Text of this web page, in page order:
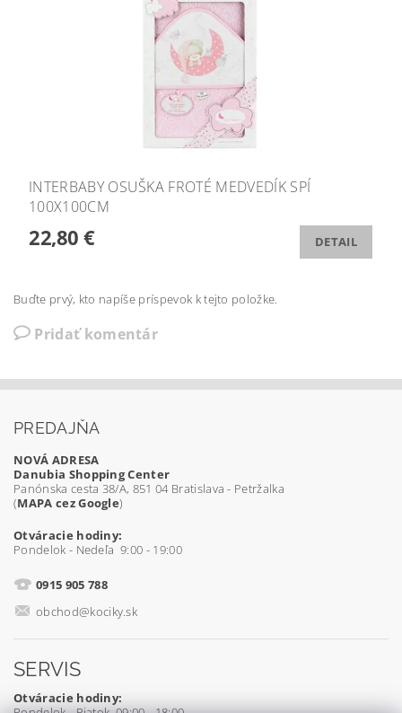
INTERBABY OSUŠKA FROTÉ MEDVEDÍK SPÍ
100X100CM
22,80 € DETAIL
Buďte prvý, kto napíše príspevok k tejto položke.
Pridať komentár
PREDAJŇA
NOVÁ ADRESA
Danubia Shopping Center
Panónska cesta 38/A, 851 04 Bratislava - Petržalka
(MAPA cez Google)
Otváracie hodiny:
Pondelok - Nedeľa 9:00 - 19:00
0915 905 788
obchod@kociky.sk
SERVIS
Otváracie hodiny: